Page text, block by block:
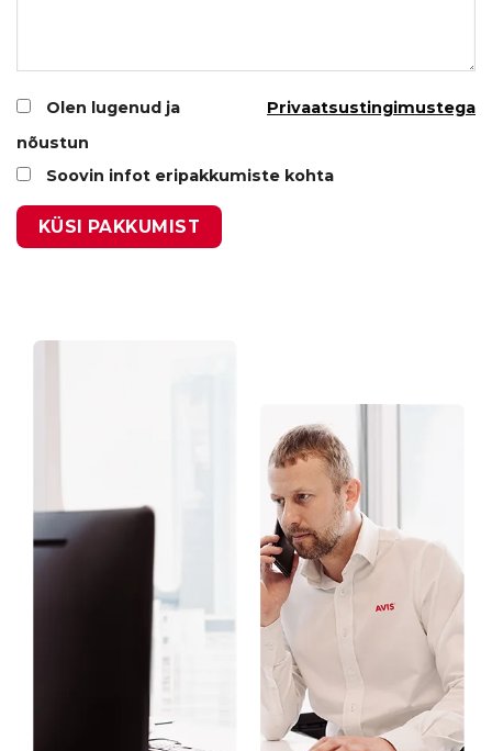
Olen lugenud ja
nõustun
Privaatsustingimustega
Soovin infot eripakkumiste kohta